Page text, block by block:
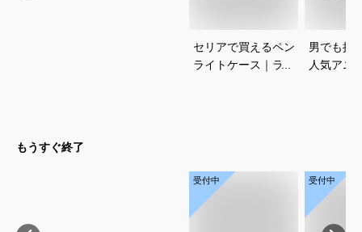
セリアで買えるペン
ライトケース｜ライ
男でも挑
人気アニ
もうすぐ終了
受付中 受付中